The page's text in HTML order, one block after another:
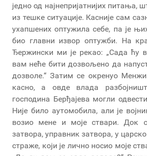
једно од најнепријатнијих питања,
из тешке ситуације. Касније сам
ухапшених оптужила себе, па је
био главни извор оптужби. На
Ђержински ми је рекао: „Сада ћу
вам неће бити дозвољено да
дозволе.“ Затим се окренуо
касно, а овде влада
господина Берђајева могли
Није било аутомобила, али је
возио мене и моје ствари. Док
затвора, управник затвора, у
страже, који је лично носио моје